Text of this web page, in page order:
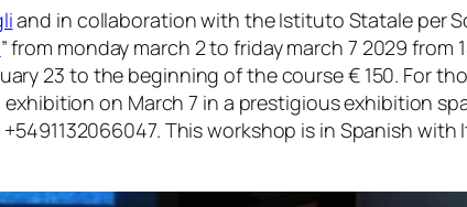
and in collaboration with the Istituto Statale per
” from monday march 2 to friday march 7 2029 from
23 to the beginning of the course € 150. For
on March 7 in a prestigious exhibition
This workshop is in Spanish